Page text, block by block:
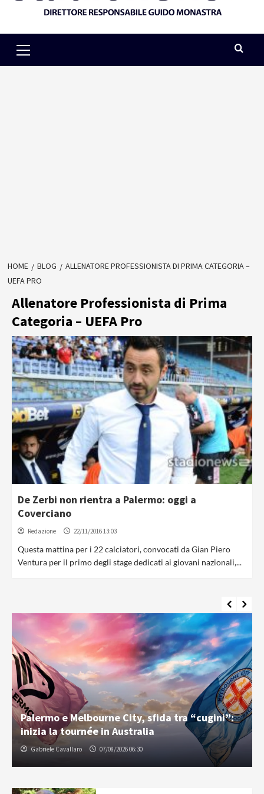
Menu
HOME BLOG
ALLENATORE PROFESSIONISTA DI PRIMA CATEGORIA –
UEFA PRO
Allenatore Professionista di Prima
Categoria – UEFA Pro
De Zerbi non rientra a Palermo: oggi a
Coverciano
Redazione 22/11/2016 13:03
Questa mattina per i 22 calciatori, convocati da Gian Piero
Ventura per il primo degli stage dedicati ai giovani nazionali,...
Palermo e Melbourne City, sfida tra “cugini”:
inizia la tournée in Australia
Gabriele Cavallaro 07/08/2026 06:30